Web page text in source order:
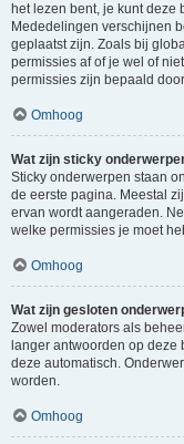
het lezen bent, je kunt
Mededelingen verschijnen
geplaatst zijn. Zoals bij
permissies af of je wel of
permissies zijn bepaald
Omhoog
Wat zijn sticky
Sticky onderwerpen staan
de eerste pagina. Meestal
ervan wordt aangeraden.
welke permissies je moet
Omhoog
Wat zijn gesloten
Zowel moderators als
langer antwoorden op
deze automatisch.
worden.
Omhoog